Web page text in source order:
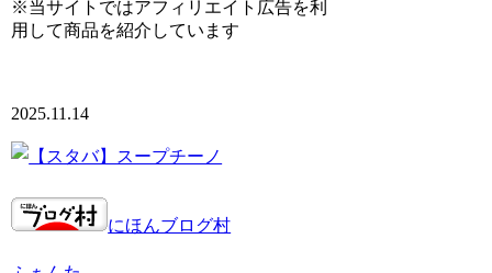
※当サイトではアフィリエイト広告を利
用して商品を紹介しています
2025.11.14
にほんブログ村